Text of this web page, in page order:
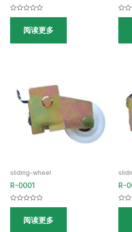
评
&sol;阅读更多
评
sliding-wheel
R-0001
评
&sol;阅读更多
R-
评